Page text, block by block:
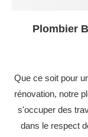
Plombier
Que ce soit pour
rénovation, notre
s'occuper des
dans le respect